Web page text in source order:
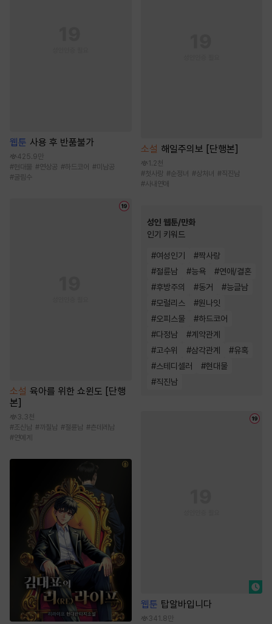
웹툰 사용 후 반품불가
425.9만
#현대물 #연상공 #하드코어 #미남공
#굴림수
소설 육아를 위한 쇼윈도 [단행
본]
3.3천
#조신남 #까칠남 #절륜남 #츤데레남
#연예계
소설 해일주의보 [단행본]
1.2천
#첫사랑 #순정녀 #상처녀 #직진남
#사내연애
성인 웹툰/만화
인기 키워드
#여성인기 #짝사랑
#절륜남 #능욕 #연애/결혼
#후방주의 #동거 #능글남
#모럴리스 #원나잇
#오피스물 #하드코어
#다정남 #계약관계
#고수위 #삼각관계 #유혹
#스테디셀러 #현대물
#직진남
웹툰 탑알바입니다
341.8만